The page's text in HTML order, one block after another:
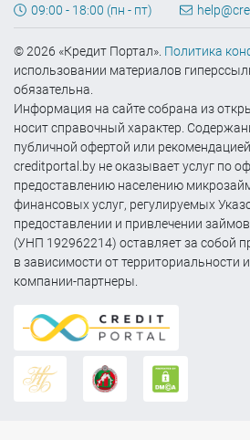
09:00 - 18:00 (пн - пт)
© 2026 «Кредит Портал». Политика
использовании материалов
обязательна.
Информация на сайте собрана из
носит справочный характер.
публичной офертой или рекомендацией.
creditportal.by не оказывает услуг по
предоставлению населению
финансовых услуг, регулируемых
предоставлении и привлечении
(УНП 192962214) оставляет за собой
в зависимости от территориальности
компании-партнеры.